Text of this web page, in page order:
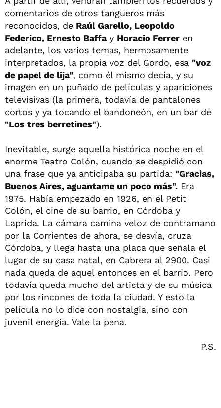
comentarios de otros tangueros más
reconocidos, de Raúl Garello, Leopoldo
Federico, Ernesto Baffay Horacio Ferrer en
adelante, los varios temas, hermosamente
interpretados, la propia voz del Gordo, esa "voz
de papel de lija", como él mismo decía, y su
imagen en un puñado de películas y apariciones
televisivas (la primera, todavía de pantalones
cortos y ya tocando el bandoneón, en un bar de
"Los tres berretines").
Inevitable, surge aquella histórica noche en el
enorme Teatro Colón, cuando se despidió con
una frase que ya anticipaba su partida: "Gracias,
Buenos Aires, aguantame un poco más". Era
1975. Había empezado en 1926, en el Petit
Colón, el cine de su barrio, en Córdoba y
Laprida. La cámara camina veloz de contramano
por la Corrientes de ahora, se desvía, cruza
Córdoba, y llega hasta una placa que señala el
lugar de su casa natal, en Cabrera al 2900. Casi
nada queda de aquel entonces en el barrio. Pero
todavía queda mucho del artista y de su música
por los rincones de toda la ciudad. Y esto la
película no lo dice con nostalgia, sino con
juvenil energía. Vale la pena.
P.S.